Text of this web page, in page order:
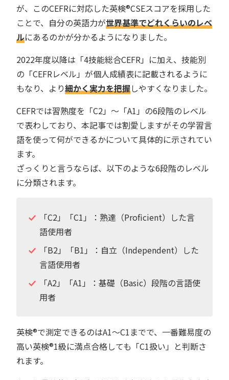
が、このCEFRに対応した英検®︎CSEスコアを採用した
ことで、自分の英語力が世界基準でどれくらいのレベ
ルにあるのかが分かるようになりました。
2022年度以降は「4技能総合CEFR」に加え、技能別
の「CEFRレベル」が個人成績表に記載されるように
もなり、より細かく実力を把握しやすくなりました。
CEFRでは習熟度を「C2」～「A1」の6段階のレベル
で表わしており、本記事では割愛しますがその学習言
語を使って何ができるかについて具体的に示されてい
ます。
ざっくりと言うならば、以下のような6段階のレベル
に分類されます。
「C2」「C1」：熟達（Proficient）した言
語使用者
「B2」「B1」：自立（Independent）した
言語使用者
「A2」「A1」：基礎（Basic）段階の言語使
用者
英検®︎で測定できるのはA1～C1までで、一番難易度の
高い英検®︎1級に満点合格しても「C1扱い」と判断さ
れます。